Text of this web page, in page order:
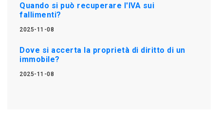
Quando si può recuperare l'IVA sui
fallimenti?
2025-11-08
Dove si accerta la proprietà di diritto di un
immobile?
2025-11-08